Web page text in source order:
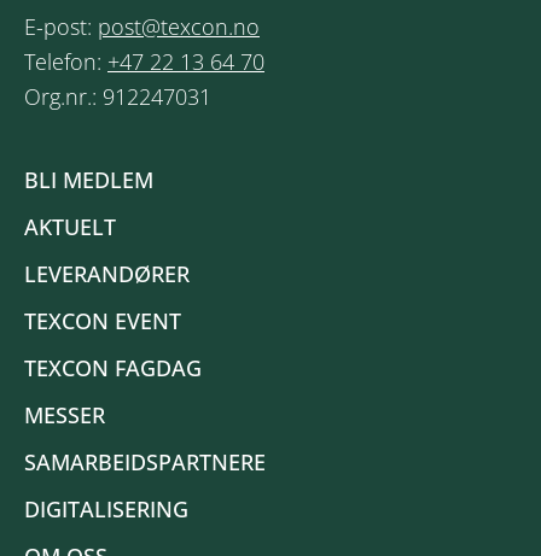
E-post: post@texcon.no
Telefon: +47 22 13 64 70
Org.nr.: 912247031
BLI MEDLEM
AKTUELT
LEVERANDØRER
TEXCON EVENT
TEXCON FAGDAG
MESSER
SAMARBEIDSPARTNERE
DIGITALISERING